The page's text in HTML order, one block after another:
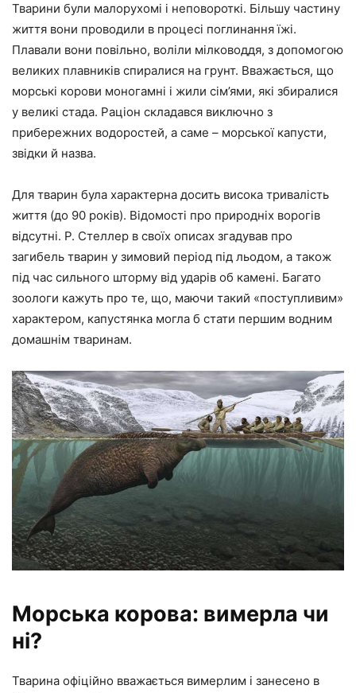
Тварини були малорухомі і неповороткі. Більшу частину
життя вони проводили в процесі поглинання їжі.
Плавали вони повільно, воліли мілководдя, з допомогою
великих плавників спиралися на грунт. Вважається, що
морські корови моногамні і жили сім’ями, які збиралися
у великі стада. Раціон складався виключно з
прибережних водоростей, а саме – морської капусти,
звідки й назва.
Для тварин була характерна досить висока тривалість
життя (до 90 років). Відомості про природніх ворогів
відсутні. Р. Стеллер в своїх описах згадував про
загибель тварин у зимовий період під льодом, а також
під час сильного шторму від ударів об камені. Багато
зоологи кажуть про те, що, маючи такий «поступливим»
характером, капустянка могла б стати першим водним
домашнім тваринам.
Морська корова: вимерла чи
ні?
Тварина офіційно вважається вимерлим і занесено в